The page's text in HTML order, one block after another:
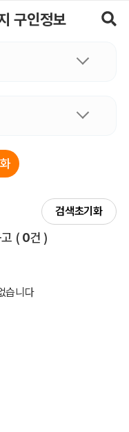
구인정보
검색초기화
전체 목록
( 0건 )
습니다